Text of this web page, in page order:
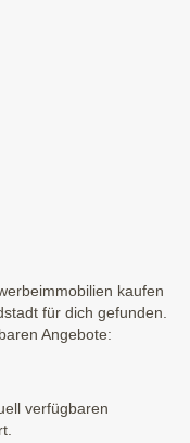
kaufen
für dich gefunden.
Angebote:
verfügbaren